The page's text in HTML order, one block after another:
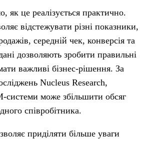
як це реалізується практично.
відстежувати різні показники,
середній чек, конверсія та
дозволяють зробити правильні
важливі бізнес-рішення. За
Nucleus Research,
системи може збільшити обсяг
співробітника.
приділяти більше уваги